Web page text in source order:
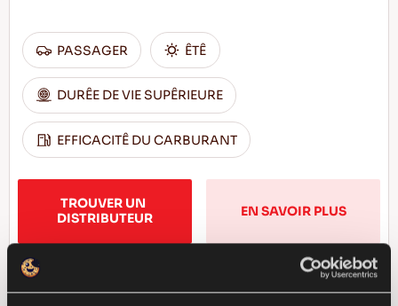
PASSAGER ÊTÊ
DURÊE DE VIE SUPÊRIEURE
EFFICACITÊ DU CARBURANT
TROUVER UN
DISTRIBUTEUR
EN SAVOIR PLUS